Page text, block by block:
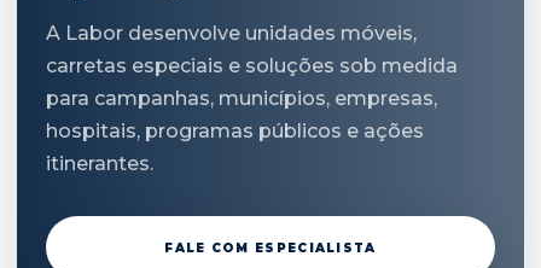
A Labor desenvolve unidades móveis,
carretas especiais e soluções sob medida
para campanhas, municípios, empresas,
hospitais, programas públicos e ações
itinerantes.
FALE COM ESPECIALISTA